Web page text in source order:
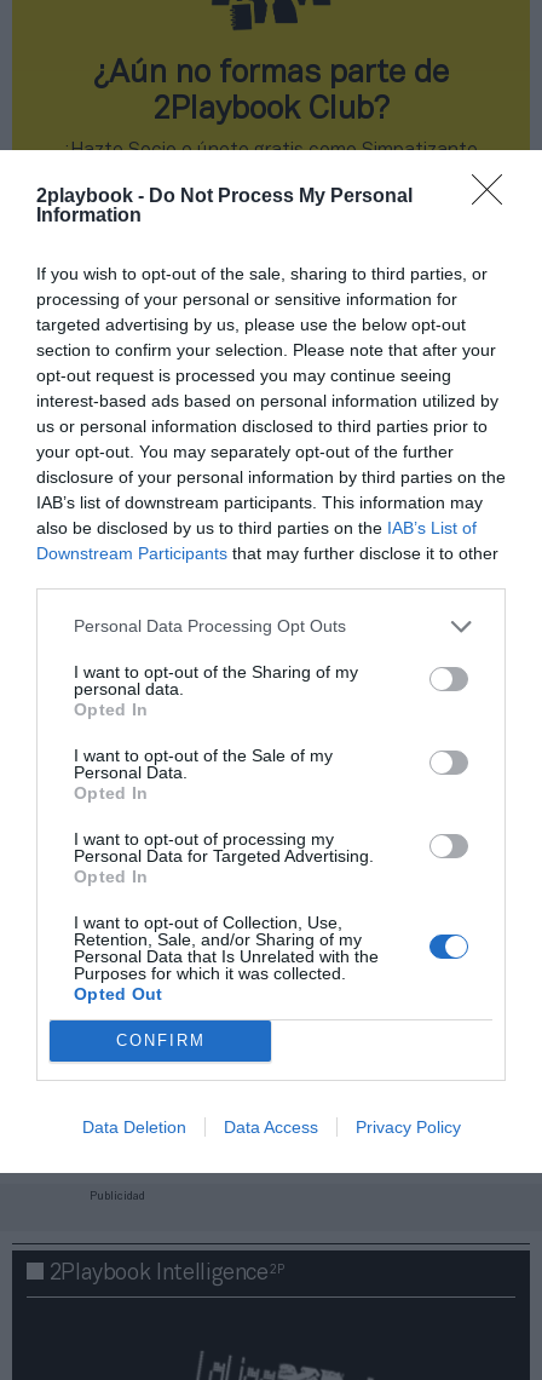
2playbook - Do Not Process My Personal
Information
If you wish to opt-out of the sale, sharing to third parties, or
processing of your personal or sensitive information for
targeted advertising by us, please use the below opt-out
section to confirm your selection. Please note that after your
opt-out request is processed you may continue seeing
interest-based ads based on personal information utilized by
us or personal information disclosed to third parties prior to
your opt-out. You may separately opt-out of the further
disclosure of your personal information by third parties on the
IAB’s list of downstream participants. This information may
also be disclosed by us to third parties on the IAB’s List of
Downstream Participants that may further disclose it to other
Personal Data Processing Opt Outs
I want to opt-out of the Sharing of my
personal data.
Opted In
I want to opt-out of the Sale of my
Personal Data.
Opted In
I want to opt-out of processing my
Personal Data for Targeted Advertising.
Opted In
I want to opt-out of Collection, Use,
Retention, Sale, and/or Sharing of my
Personal Data that Is Unrelated with the
Purposes for which it was collected.
Opted Out
CONFIRM
Data Deletion Data Access Privacy Policy
Índex2P
Start ups deportivas
¿Aún no formas parte de
2Playbook Club?
¡Hazte Socio o únete gratis como Simpatizante
¡Suscríbete!
Compartir
Imprimir
Publicidad
2Playbook Club
y eventos para Socios!​​​​​​​
Publicidad
2Playbook Intelligence2P